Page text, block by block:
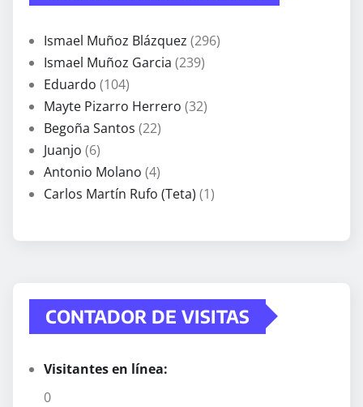
Ismael Muñoz Blázquez (296)
Ismael Muñoz Garcia (239)
Eduardo (104)
Mayte Pizarro Herrero (32)
Begoña Santos (22)
Juanjo (6)
Antonio Molano (4)
Carlos Martín Rufo (Teta) (1)
CONTADOR DE VISITAS
Visitantes en línea:
0